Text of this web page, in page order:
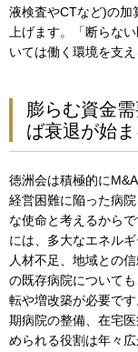
液検査やCTなど)の加
上げます。「断らな
いては働く環境を支
膨らむ資金
ば衰退が始ま
徳洲会は積極的に
経営困難に陥った病
な使命と考えるから
には、多大なエネル
人材不足、地域との
の既存病院について
転や増改築が必要で
期病院の整備、在宅
められる役割は年々